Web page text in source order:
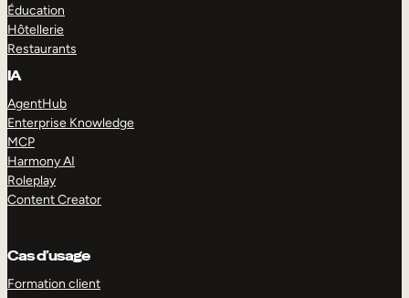
Éducation
Hôtellerie
Restaurants
IA
AgentHub
Enterprise Knowledge
MCP
Harmony AI
Roleplay
Content Creator
Cas d’usage
Formation client